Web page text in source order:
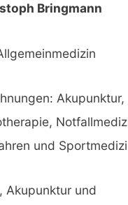
Bringmann
Akupunktur,
und
Akupunktur und